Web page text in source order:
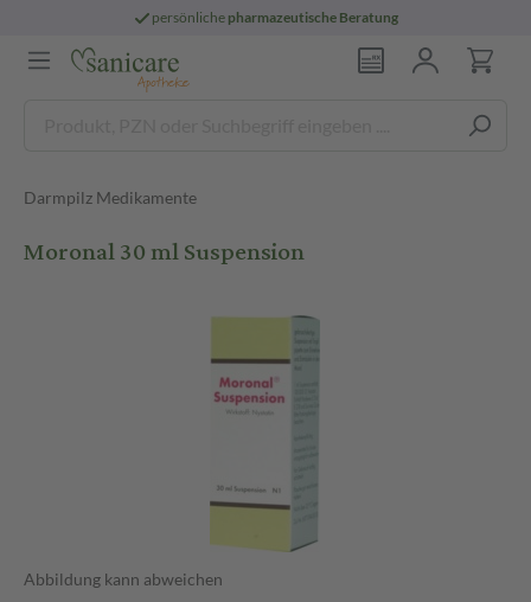
persönliche pharmazeutische Beratung
Darmpilz Medikamente
Moronal 30 ml Suspension
Abbildung kann abweichen